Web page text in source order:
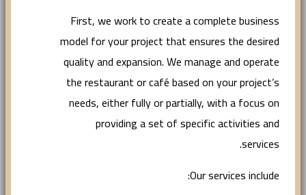
First, we work to create a complete business
model for your project that ensures the desired
quality and expansion. We manage and operate
the restaurant or café based on your project’s
needs, either fully or partially, with a focus on
providing a set of specific activities and
services.
Our services include: